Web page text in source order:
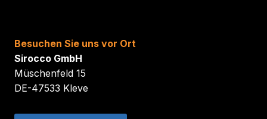
Besuchen Sie uns vor Ort
Sirocco GmbH
Müschenfeld 15
DE-47533 Kleve